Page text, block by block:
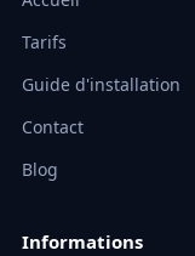
Tarifs
Guide d'installation
Contact
Blog
Informations